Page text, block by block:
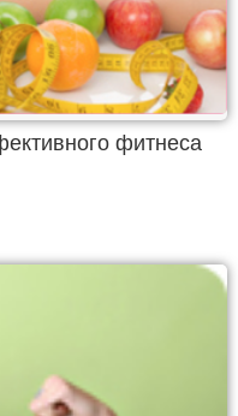
фитнеса